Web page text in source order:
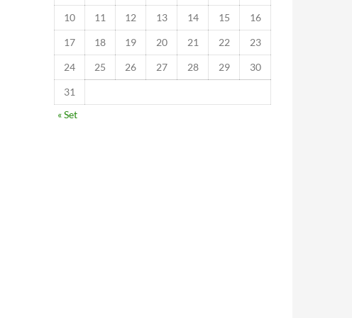
10 11 12 13 14 15 16
17 18 19 20 21 22 23
24 25 26 27 28 29 30
31
« Set